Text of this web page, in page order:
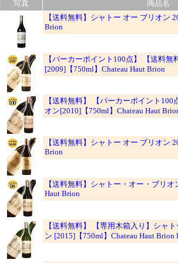
写真 商品名
【送料無料】シャトー オー ブリオン
Brion
【パーカーポイント100点】 【送料
[2009]【750ml】Chateau Haut Brion
【送料無料】 【パーカーポイント100
オン[2010]【750ml】Chateau Haut
【送料無料】シャトー オー ブリオン
Brion
【送料無料】シャトー・オー・ブリオ
Haut Brion
【送料無料】 【専用木箱入り】シャ
ン [2015]【750ml】Chateau Haut Brion